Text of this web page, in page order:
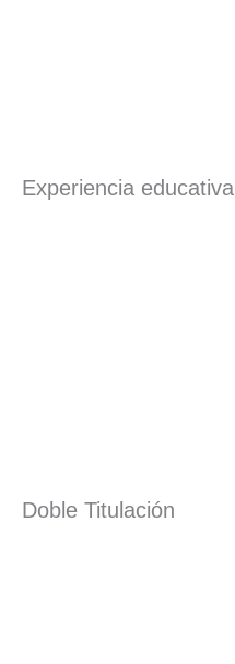
Experiencia educativa
Doble Titulación